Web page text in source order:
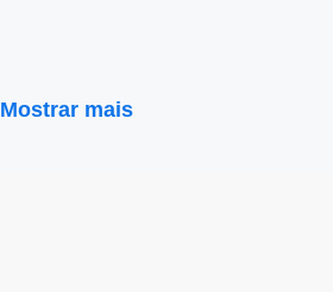
Mostrar mais